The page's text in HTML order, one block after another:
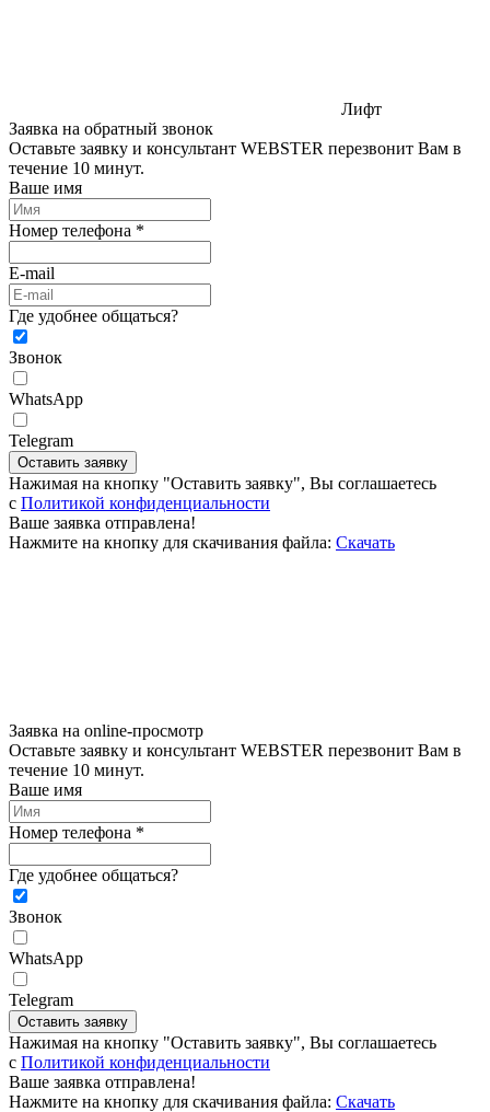
Лифт
Заявка на обратный звонок
Оставьте заявку и консультант WEBSTER перезвонит Вам в
течение 10 минут.
Ваше имя
Номер телефона *
E-mail
Где удобнее общаться?
Звонок
WhatsApp
Telegram
Оставить заявку
Нажимая на кнопку "Оставить заявку", Вы соглашаетесь
c Политикой конфиденциальности
Ваше заявка отправлена!
Нажмите на кнопку для скачивания файла: Скачать
Заявка на online-просмотр
Оставьте заявку и консультант WEBSTER перезвонит Вам в
течение 10 минут.
Ваше имя
Номер телефона *
Где удобнее общаться?
Звонок
WhatsApp
Telegram
Оставить заявку
Нажимая на кнопку "Оставить заявку", Вы соглашаетесь
c Политикой конфиденциальности
Ваше заявка отправлена!
Нажмите на кнопку для скачивания файла: Скачать